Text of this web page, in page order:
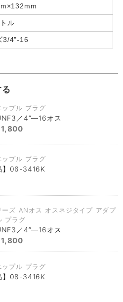
ル
3/4"-16
ップル プラグ
／4”―16オス
ップル プラグ
】06-3416K
ーズ ANオス オスネジタイプ アダプ
プラグ
／4”―16オス
ップル プラグ
】08-3416K